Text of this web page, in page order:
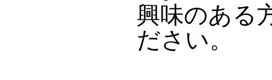
興味のある
ださい。